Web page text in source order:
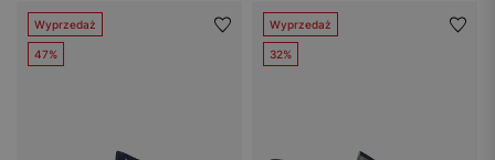
Wyprzedaż
47%
Wyprzedaż
32%